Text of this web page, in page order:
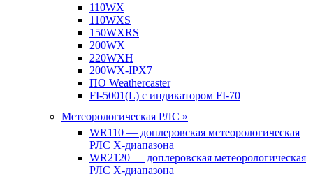
110WX
110WXS
150WXRS
200WX
220WXH
200WX-IPX7
ПО Weathercaster
FI-5001(L) с индикатором FI-70
Метеорологическая РЛС »
WR110 — доплеровская метеорологическая
РЛС X-диапазона
WR2120 — доплеровская метеорологическая
РЛС X-диапазона